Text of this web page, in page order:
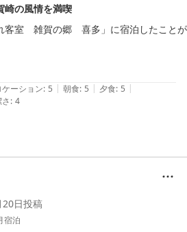
崎の風情を満喫
室　雑賀の郷　喜多」に宿泊したことが
が食べられます。
産が多く使用されており、和歌山独特
。
処理した和歌山ブランド熊野牛の薪
の釜揚げシラスに特製醤油をかけた
です。
代わり自由、好きなシラスを腹一杯食
ケーション: 5 | 朝食: 5 | 夕食: 5 |
: 4
日投稿
宿泊